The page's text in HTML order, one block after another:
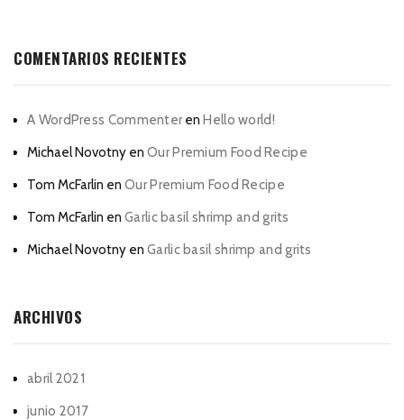
COMENTARIOS RECIENTES
A WordPress CommenterenHello world!
Michael Novotny en Our Premium Food Recipe
Tom McFarlin en Our Premium Food Recipe
Tom McFarlin en Garlic basil shrimp and grits
Michael Novotny en Garlic basil shrimp and grits
ARCHIVOS
abril 2021
junio 2017